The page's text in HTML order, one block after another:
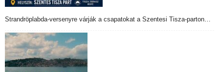
Strandröplabda-versenyre várják a csapatokat a Szentesi Tisza-parton…